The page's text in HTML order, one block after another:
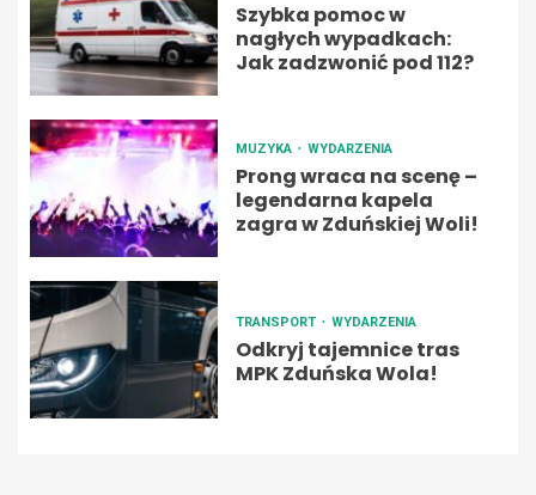
Szybka pomoc w
nagłych wypadkach:
Jak zadzwonić pod 112?
MUZYKA WYDARZENIA
Prong wraca na scenę –
legendarna kapela
zagra w Zduńskiej Woli!
TRANSPORT WYDARZENIA
Odkryj tajemnice tras
MPK Zduńska Wola!